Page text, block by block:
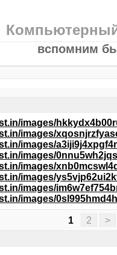
вспомним
images/
images/
images/
images/
images/
images/
images/
images/
1 2 >